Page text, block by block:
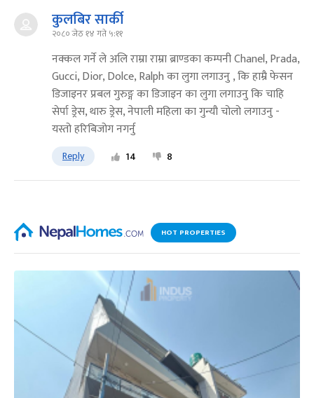
कुलबिर सार्की
२०८० जेठ १४ गते ५:११
नक्कल गर्ने ले अलि राम्रा राम्रा ब्राण्डका कम्पनी Chanel, Prada,
Gucci, Dior, Dolce, Ralph का लुगा लगाउनु , कि हाम्रै फेसन
डिजाइनर प्रबल गुरुङ्ग का डिजाइन का लुगा लगाउनु कि चाहि
सेर्पा ड्रेस, थारु ड्रेस, नेपाली महिला का गुन्यौ चोलो लगाउनु -
यस्तो हरिबिजोग नगर्नु
Reply 14 8
HOT PROPERTIES